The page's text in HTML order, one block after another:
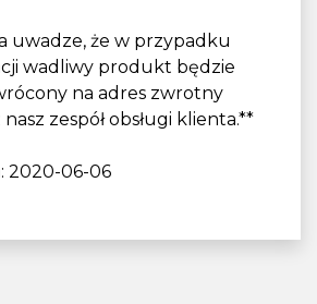
uwadze, że w przypadku
wadliwy produkt będzie
na adres zwrotny
zespół obsługi klienta.**
2020-06-06